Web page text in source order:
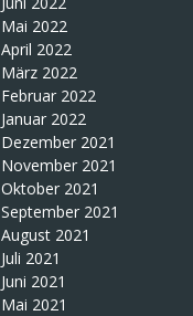
Mai 2022
April 2022
März 2022
Februar 2022
Januar 2022
Dezember 2021
November 2021
Oktober 2021
September 2021
August 2021
Juli 2021
Juni 2021
Mai 2021